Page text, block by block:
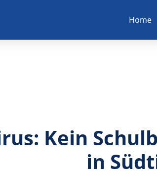
Home
Kein
in